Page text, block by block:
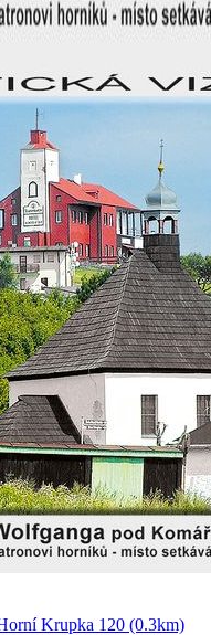
Krupka 120 (0.3km)